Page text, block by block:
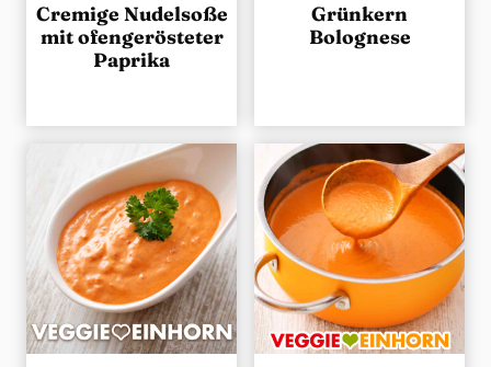
Cremige Nudelsoße
mit ofengerösteter
Paprika
Grünkern
Bolognese